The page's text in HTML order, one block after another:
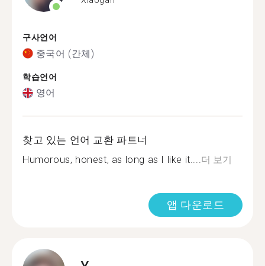
구사언어
중국어 (간체)
학습언어
영어
찾고 있는 언어 교환 파트너
Humorous, honest, as long as I like it....더 보기
앱 다운로드